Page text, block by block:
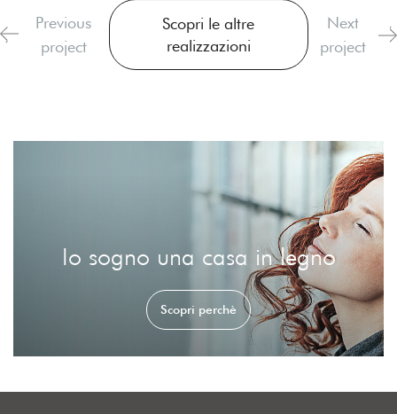
Previous
project
Scopri le altre
realizzazioni
Next
project
Io sogno una casa in legno
Scopri perchè